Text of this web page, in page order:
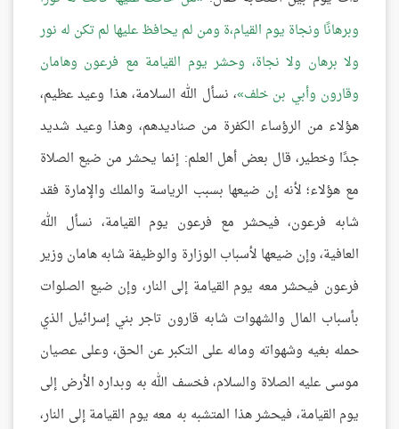
وبرهانًا ونجاة يوم القيام،ة ومن لم يحافظ عليها لم تكن له نور
ولا برهان ولا نجاة، وحشر يوم القيامة مع فرعون وهامان
وقارون وأبي بن خلف ، نسأل الله السلامة، هذا وعيد عظيم،
هؤلاء من الرؤساء الكفرة من صناديدهم، وهذا وعيد شديد
جدًا وخطير، قال بعض أهل العلم: إنما يحشر من ضيع الصلاة
مع هؤلاء؛ لأنه إن ضيعها بسبب الرياسة والملك والإمارة فقد
شابه فرعون، فيحشر مع فرعون يوم القيامة، نسأل الله
العافية، وإن ضيعها لأسباب الوزارة والوظيفة شابه هامان وزير
فرعون فيحشر معه يوم القيامة إلى النار، وإن ضيع الصلوات
بأسباب المال والشهوات شابه قارون تاجر بني إسرائيل الذي
حمله بغيه وشهواته وماله على التكبر عن الحق، وعلى عصيان
موسى عليه الصلاة والسلام، فخسف الله به وبداره الأرض إلى
يوم القيامة، فيحشر هذا المتشبه به معه يوم القيامة إلى النار،